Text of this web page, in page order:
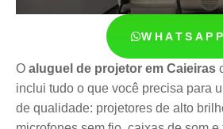
WHATSAPP
O aluguel de projetor em Caieiras
inclui tudo o que você precisa para
de qualidade: projetores de alto